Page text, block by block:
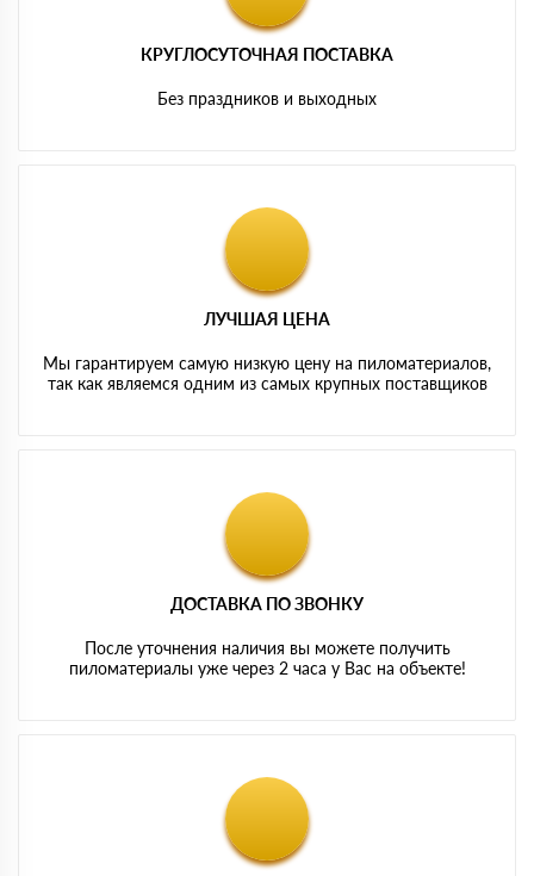
КРУГЛОСУТОЧНАЯ ПОСТАВКА
Без праздников и выходных
ЛУЧШАЯ ЦЕНА
Мы гарантируем самую низкую цену на пиломатериалов,
так как являемся одним из самых крупных поставщиков
ДОСТАВКА ПО ЗВОНКУ
После уточнения наличия вы можете получить
пиломатериалы уже через 2 часа у Вас на объекте!